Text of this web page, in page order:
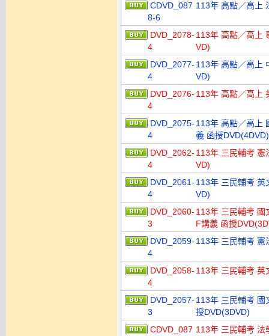
CDVD_087
8-6
113年 高點／高上
DVD_2078-
4
113年 高點／高上
VD)
DVD_2077-
4
113年 高點／高上
VD)
DVD_2076-
4
113年 高點／高上
DVD_2075-
4
113年 高點／高上
義 函授DVD(4DVD)
DVD_2062-
4
113年 三民輔考 憲
VD)
DVD_2061-
4
113年 三民輔考 英
VD)
DVD_2060-
3
113年 三民輔考 國
F講義 函授
DVD_2059-
4
113年 三民輔考 憲
DVD_2058-
4
113年 三民輔考 英
DVD_2057-
3
113年 三民輔考 國
授DVD(3DVD)
CDVD_087 113年 三民輔考 法